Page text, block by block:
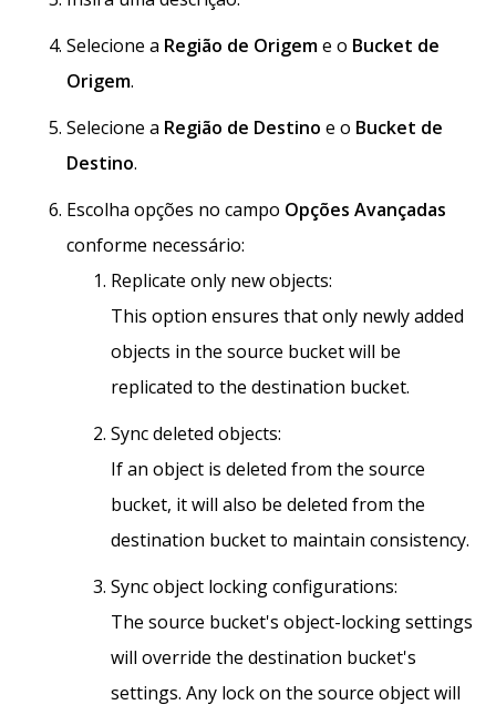
Selecione a Região de Origeme o Bucket de
Origem.
Selecione a Região de Destino e o Bucket de
Destino.
Escolha opções no campo Opções Avançadas
conforme necessário:
Replicate only new objects:
This option ensures that only newly added
objects in the source bucket will be
replicated to the destination bucket.
Sync deleted objects:
If an object is deleted from the source
bucket, it will also be deleted from the
destination bucket to maintain consistency.
Sync object locking configurations:
The source bucket's object-locking settings
will override the destination bucket's
settings. Any lock on the source object will